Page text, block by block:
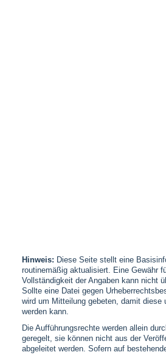
Hinweis: Diese Seite stellt eine
routinemäßig aktualisiert. Eine Gewähr
Vollständigkeit der Angaben kann nicht
Sollte eine Datei gegen
wird um Mitteilung gebeten, damit diese
werden kann.
Die Aufführungsrechte werden allein
geregelt, sie können nicht aus der
abgeleitet werden. Sofern auf